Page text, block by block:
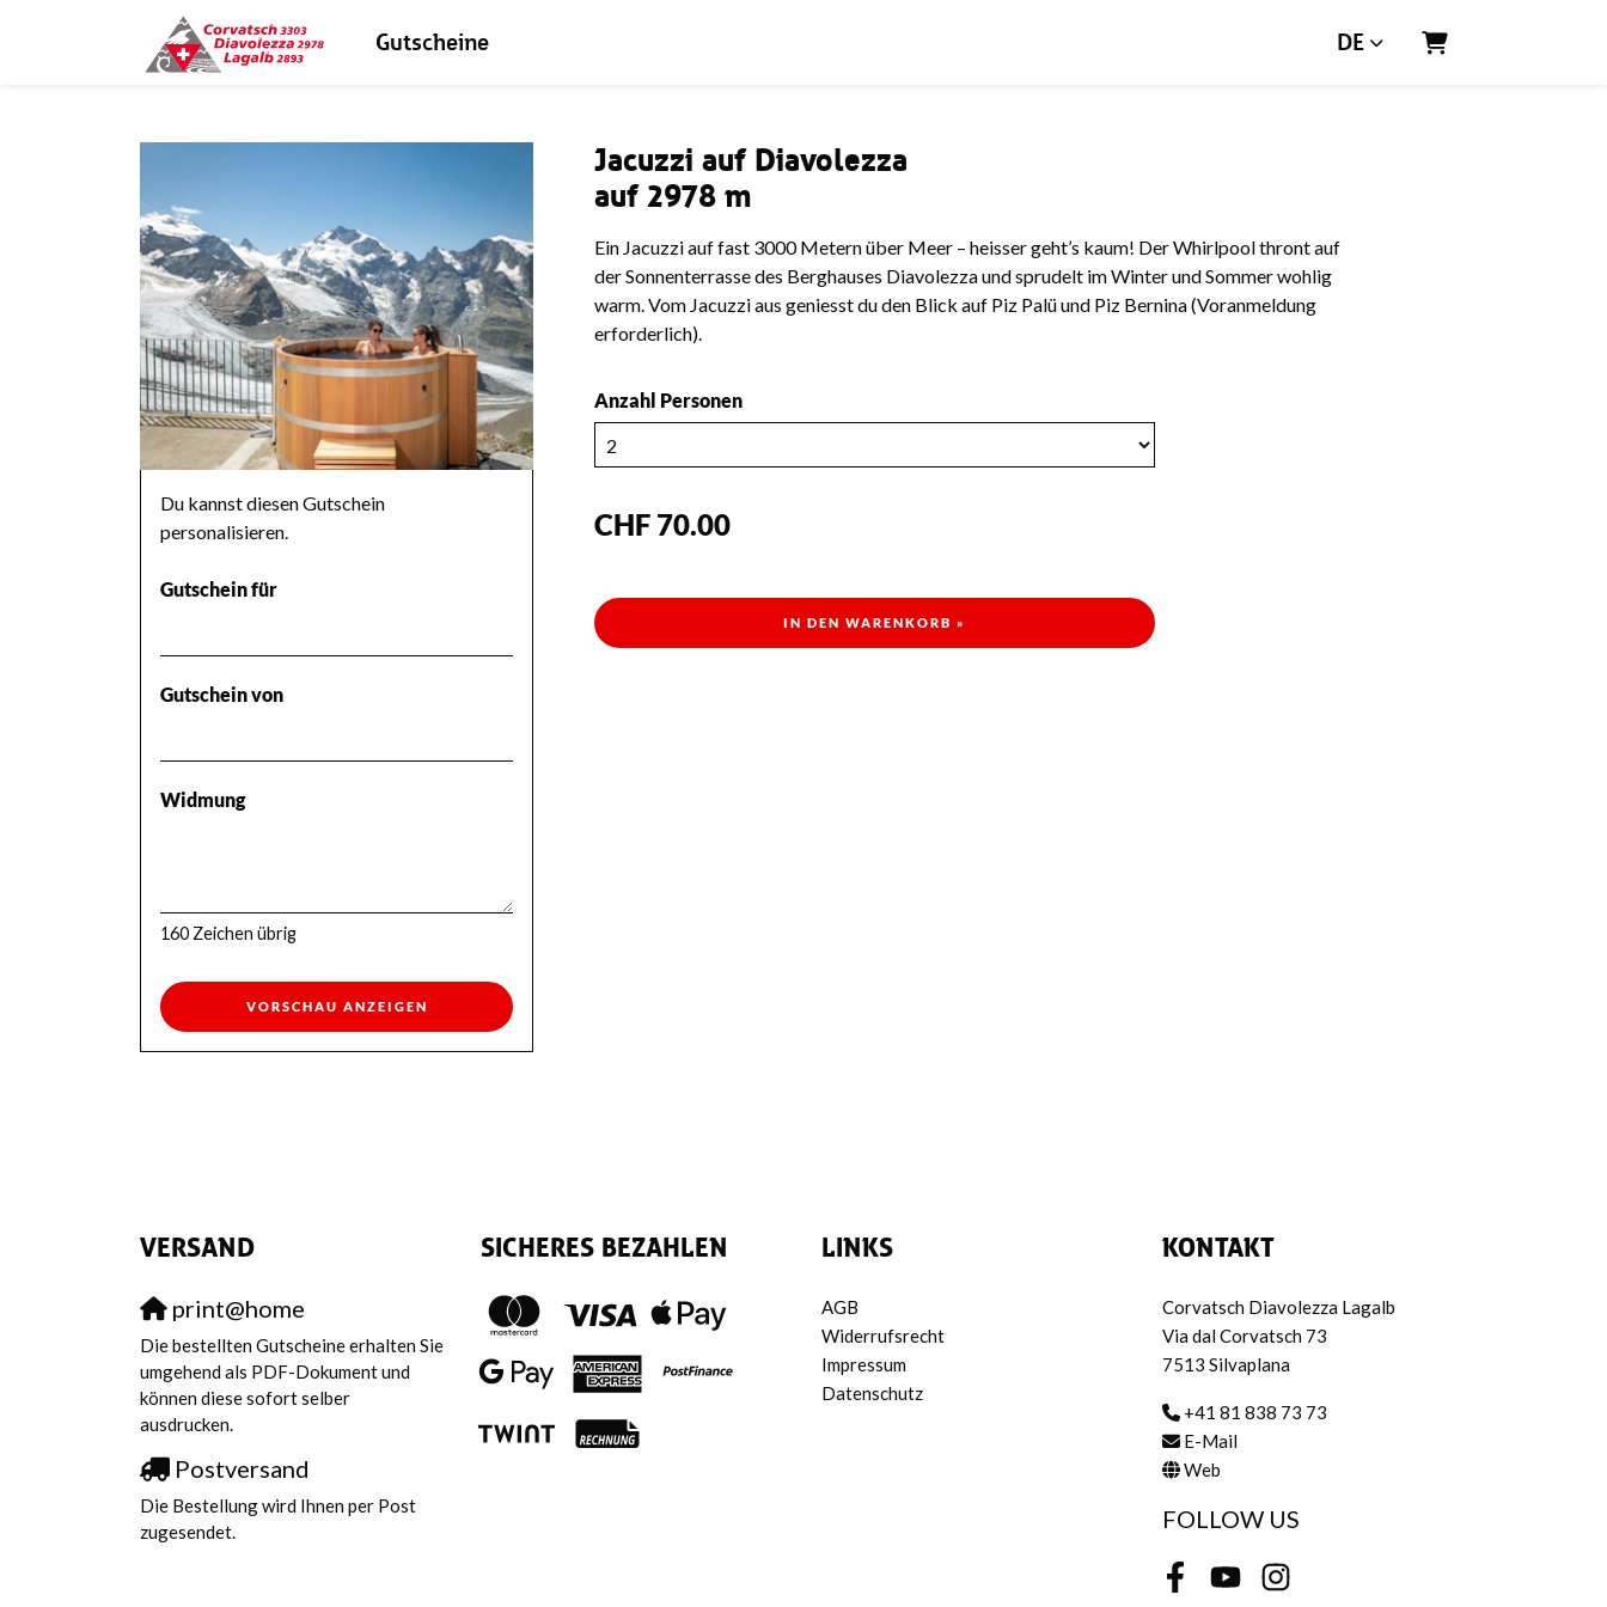
Gutscheine DE
Warenkorb
Du kannst diesen Gutschein
personalisieren.
Gutschein für
Gutschein von
Widmung
160 Zeichen übrig
VORSCHAU ANZEIGEN
Jacuzzi auf Diavolezza
auf 2978 m
Ein Jacuzzi auf fast 3000 Metern über Meer – heisser geht’s kaum! Der Whirlpool thront auf
der Sonnenterrasse des Berghauses Diavolezza und sprudelt im Winter und Sommer wohlig
warm. Vom Jacuzzi aus geniesst du den Blick auf Piz Palü und Piz Bernina (Voranmeldung
erforderlich).
Anzahl Personen
CHF 70.00
IN DEN WARENKORB »
VERSAND
print@home
Die bestellten Gutscheine erhalten Sie
umgehend als PDF-Dokument und
können diese sofort selber
ausdrucken.
Postversand
Die Bestellung wird Ihnen per Post
zugesendet.
SICHERES BEZAHLEN LINKS
AGB
Widerrufsrecht
Impressum
Datenschutz
KONTAKT
Corvatsch Diavolezza Lagalb
Via dal Corvatsch 73
7513 Silvaplana
+41 81 838 73 73
E-Mail
Web
FOLLOW US
FacebookYoutubeInstagram